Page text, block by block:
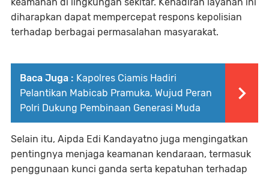
diharapkan dapat mempercepat respons kepolisian
terhadap berbagai permasalahan masyarakat.
Baca Juga : Kapolres Ciamis Hadiri
Pelantikan Mabicab Pramuka, Wujud Peran
Polri Dukung Pembinaan Generasi Muda
Selain itu, Aipda Edi Kandayatno juga mengingatkan
pentingnya menjaga keamanan kendaraan, termasuk
penggunaan kunci ganda serta kepatuhan terhadap